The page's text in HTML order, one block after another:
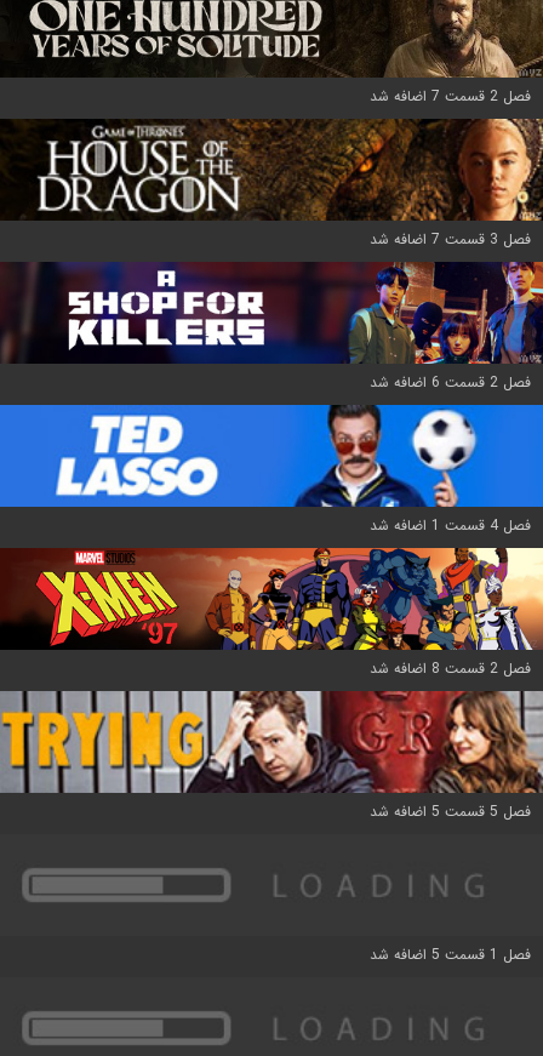
فصل 2 قسمت 7 اضافه شد
فصل 3 قسمت 7 اضافه شد
فصل 2 قسمت 6 اضافه شد
فصل 4 قسمت 1 اضافه شد
فصل 2 قسمت 8 اضافه شد
فصل 5 قسمت 5 اضافه شد
فصل 1 قسمت 5 اضافه شد